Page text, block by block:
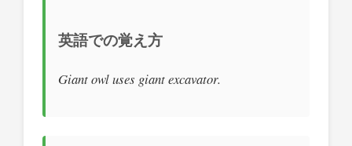
英語での覚え方
Giant owl uses giant excavator.